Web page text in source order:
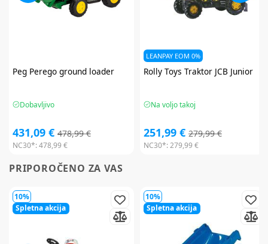
Peg Peregoground loader
Dobavljivo
431,09 € 478,99 €
NC30*:478,99 €
LEANPAY EOM 0%
Rolly Toys Traktor JCB Junior
Na voljo takoj
251,99 € 279,99 €
NC30*:279,99 €
PRIPOROČENO ZA VAS
10%
Spletna akcija
10%
Spletna akcija